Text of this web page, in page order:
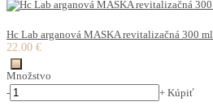
Hc Lab arganová MASKA revitalizačná 300 ml
22.00 €
Množstvo
-
+ Kúpiť